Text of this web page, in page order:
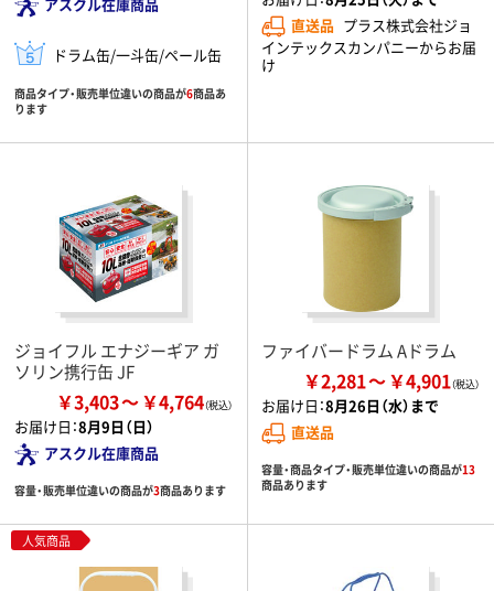
ドラム缶/一斗缶/ペール缶
商品タイプ・販売単位違いの商品が6商品あ
ります
直送品 プラス株式会社ジョ
インテックスカンパニーからお届
け
ジョイフル エナジーギア ガ
ソリン携行缶 JF
￥3,403 ￥4,764
お届け日：8月9日（日）
アスクル在庫商品
容量・販売単位違いの商品が3商品あります
ファイバードラム Aドラム
￥2,281 ￥4,901
お届け日：8月26日（水）まで
直送品
容量・商品タイプ・販売単位違いの商品が13
商品あります
人気商品